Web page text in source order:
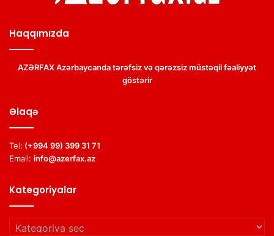
Haqqımızda
AZƏRFAX Azərbaycanda tərəfsiz və qərəzsiz müstəqil fəaliyyət
göstərir
Əlaqə
Tel: (+994 99) 399 31 71
Email: info@azerfax.az
Kategoriyalar
Kategoriyalar